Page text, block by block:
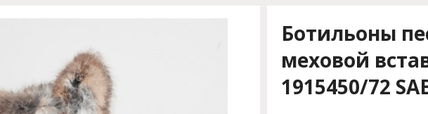
Ботильоны
меховой
1915450/72